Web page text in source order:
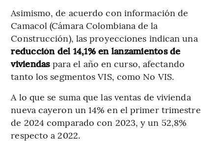
Asimismo, de acuerdo con información de
Camacol (Cámara Colombiana de la
Construcción), las proyecciones indican una
reducción del 14,1% en lanzamientos de
viviendas para el año en curso, afectando
tanto los segmentos VIS, como No VIS.
A lo que se suma que las ventas de vivienda
nueva cayeron un 14% en el primer trimestre
de 2024 comparado con 2023, y un 52,8%
respecto a 2022.